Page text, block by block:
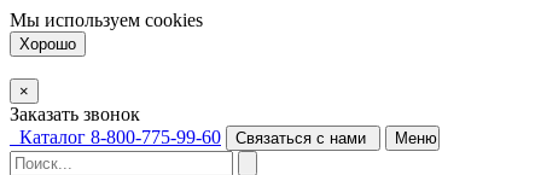
Мы используем cookies
Хорошо
×
Заказать звонок
Каталог 8-800-775-99-60 Связаться с нами Меню